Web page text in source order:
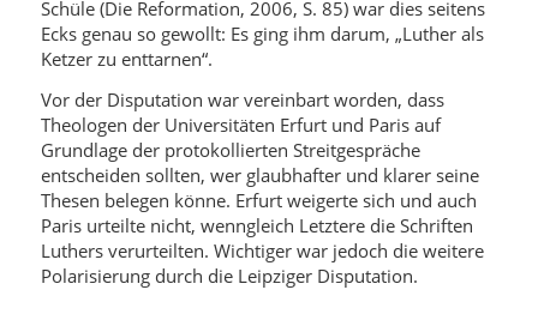
Schüle (Die Reformation, 2006, S. 85) war dies seitens
Ecks genau so gewollt: Es ging ihm darum, „Luther als
Ketzer zu enttarnen“.
Vor der Disputation war vereinbart worden, dass
Theologen der Universitäten Erfurt und Paris auf
Grundlage der protokollierten Streitgespräche
entscheiden sollten, wer glaubhafter und klarer seine
Thesen belegen könne. Erfurt weigerte sich und auch
Paris urteilte nicht, wenngleich Letztere die Schriften
Luthers verurteilten. Wichtiger war jedoch die weitere
Polarisierung durch die Leipziger Disputation.